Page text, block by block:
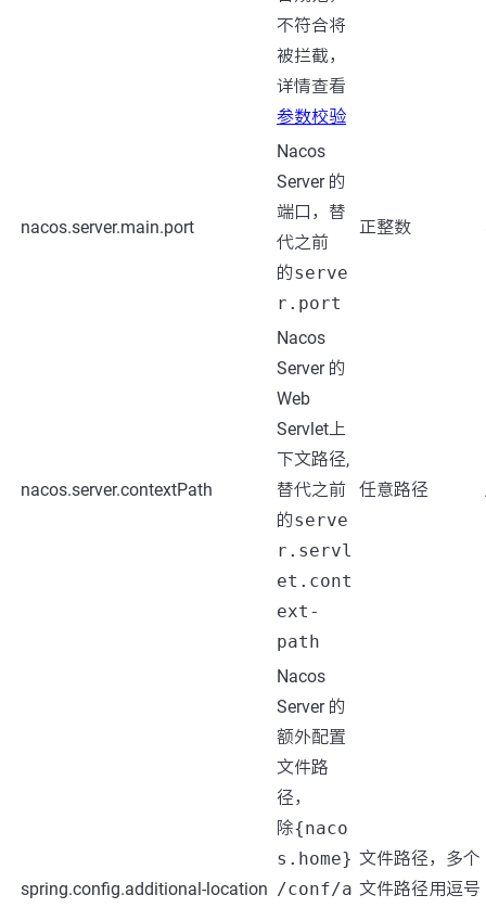
不符合将
被拦截，
详情查看
参数校验
nacos.server.main.port
Nacos
Server 的
端口，替
代之前
的serve
r.port
正整数
nacos.server.contextPath
Nacos
Server 的
Web
Servlet上
下文路径,
替代之前
的serve
r.servl
et.cont
ext-
path
任意路径
spring.config.additional-location
Nacos
Server 的
额外配置
文件路
径，
除{naco
s.home}
/conf/a
文件路径，多个
文件路径用逗号